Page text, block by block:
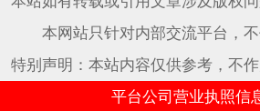
本网站只针对内部交流平台，不
特别声明：本站内容仅供参考，不作
平台公司营业执照信